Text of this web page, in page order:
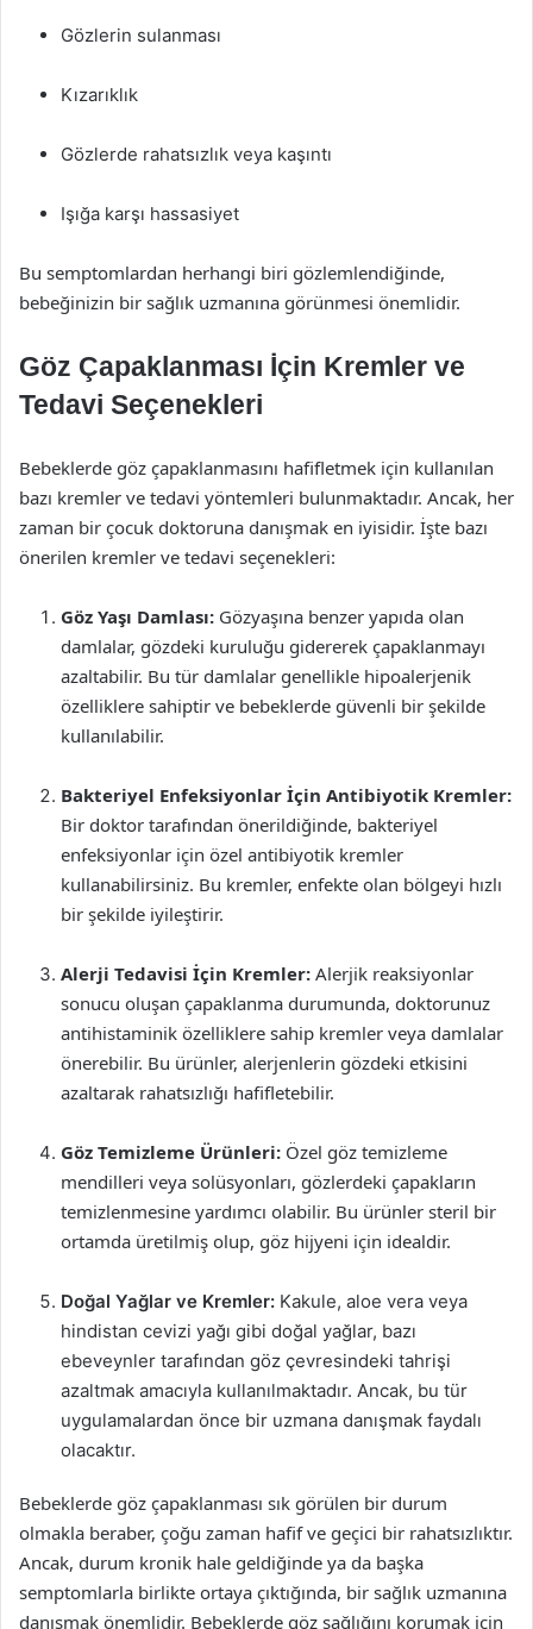
Gözlerin sulanması
Kızarıklık
Gözlerde rahatsızlık veya kaşıntı
Işığa karşı hassasiyet
Bu semptomlardan herhangi biri gözlemlendiğinde,
bebeğinizin bir sağlık uzmanına görünmesi önemlidir.
Göz Çapaklanması İçin Kremler ve
Tedavi Seçenekleri
Bebeklerde göz çapaklanmasını hafifletmek için kullanılan
bazı kremler ve tedavi yöntemleri bulunmaktadır. Ancak, her
zaman bir çocuk doktoruna danışmak en iyisidir. İşte bazı
önerilen kremler ve tedavi seçenekleri:
Göz Yaşı Damlası: Gözyaşına benzer yapıda olan
damlalar, gözdeki kuruluğu gidererek çapaklanmayı
azaltabilir. Bu tür damlalar genellikle hipoalerjenik
özelliklere sahiptir ve bebeklerde güvenli bir şekilde
kullanılabilir.
Bakteriyel Enfeksiyonlar İçin Antibiyotik Kremler:
Bir doktor tarafından önerildiğinde, bakteriyel
enfeksiyonlar için özel antibiyotik kremler
kullanabilirsiniz. Bu kremler, enfekte olan bölgeyi hızlı
bir şekilde iyileştirir.
Alerji Tedavisi İçin Kremler: Alerjik reaksiyonlar
sonucu oluşan çapaklanma durumunda, doktorunuz
antihistaminik özelliklere sahip kremler veya damlalar
önerebilir. Bu ürünler, alerjenlerin gözdeki etkisini
azaltarak rahatsızlığı hafifletebilir.
Göz Temizleme Ürünleri: Özel göz temizleme
mendilleri veya solüsyonları, gözlerdeki çapakların
temizlenmesine yardımcı olabilir. Bu ürünler steril bir
ortamda üretilmiş olup, göz hijyeni için idealdir.
Doğal Yağlar ve Kremler: Kakule, aloe vera veya
hindistan cevizi yağı gibi doğal yağlar, bazı
ebeveynler tarafından göz çevresindeki tahrişi
azaltmak amacıyla kullanılmaktadır. Ancak, bu tür
uygulamalardan önce bir uzmana danışmak faydalı
olacaktır.
Bebeklerde göz çapaklanması sık görülen bir durum
olmakla beraber, çoğu zaman hafif ve geçici bir rahatsızlıktır.
Ancak, durum kronik hale geldiğinde ya da başka
semptomlarla birlikte ortaya çıktığında, bir sağlık uzmanına
danışmak önemlidir. Bebeklerde göz sağlığını korumak için